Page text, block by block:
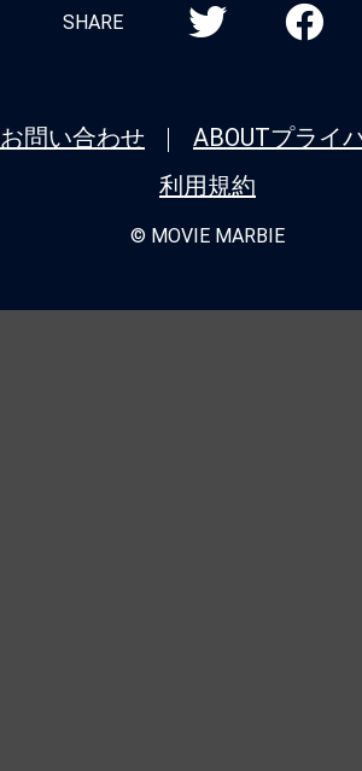
SHARE
お問い合わせ ABOUTプライ
利用規約
© MOVIE MARBIE